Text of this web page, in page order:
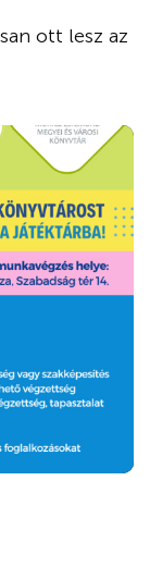
ott lesz az